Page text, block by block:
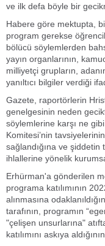
ve ilk defa böyle bir
Habere göre mektupta,
program gerekse
bölücü söylemlerden
yayın organlarının,
milliyetçi grupların,
yanıltıcı bilgiler verdiği
Gazete, raportörlerin
genelgesinin neden
söylemlerine karşı ne
Komitesi’nin
sağlandığına ve şiddetin
ihlallerine yönelik
Erhürman'a gönderilen
programa katılımının
alınmasına
tarafının, programın
"çelişen unsurlarına"
katılımını askıya